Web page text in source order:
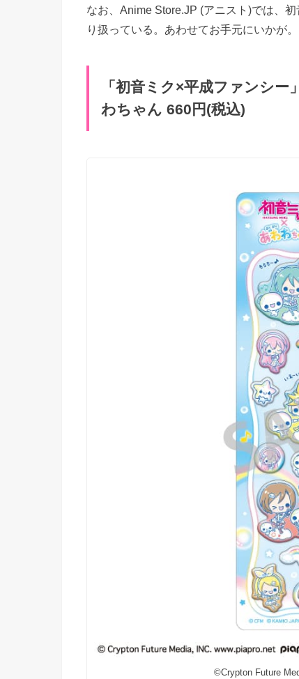
なお、Anime Store.JP (アニスト)では、
り扱っている。あわせてお手元にいかが。
「初音ミク×平成ファンシ
わちゃん 660円(税込)
©Crypton Future